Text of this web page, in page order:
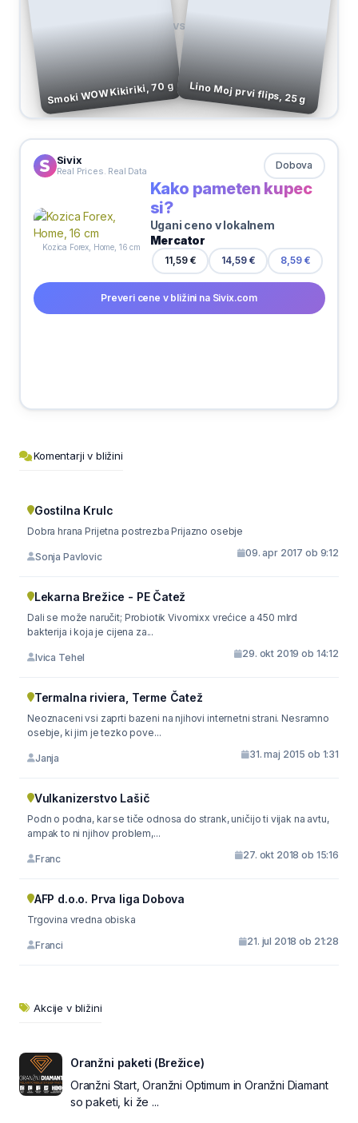
Smoki WOW Kikiriki, 70 g
VS
Lino Moj prvi flips, 25 g
Sivix
Real Prices. Real Data Dobova
Kozica Forex, Home, 16 cm
Kako pameten kupec
si?
Ugani ceno v lokalnem
Mercator
11,59 € 14,59 € 8,59 €
Preveri cene v bližini na Sivix.com
Komentarji v bližini
Gostilna Krulc
Dobra hrana Prijetna postrezba Prijazno osebje
Sonja Pavlovic 09. apr 2017 ob 9:12
Lekarna Brežice - PE Čatež
Dali se može naručit; Probiotik Vivomixx vrećice a 450 mlrd
bakterija i koja je cijena za...
Ivica Tehel 29. okt 2019 ob 14:12
Termalna riviera, Terme Čatež
Neoznaceni vsi zaprti bazeni na njihovi internetni strani. Nesramno
osebje, ki jim je tezko pove...
Janja 31. maj 2015 ob 1:31
Vulkanizerstvo Lašič
Podn o podna, kar se tiče odnosa do strank, uničijo ti vijak na avtu,
ampak to ni njihov problem,...
Franc 27. okt 2018 ob 15:16
AFP d.o.o. Prva liga Dobova
Trgovina vredna obiska
Franci 21. jul 2018 ob 21:28
Akcije v bližini
Oranžni paketi (Brežice)
Oranžni Start, Oranžni Optimum in Oranžni Diamant
so paketi, ki že ...